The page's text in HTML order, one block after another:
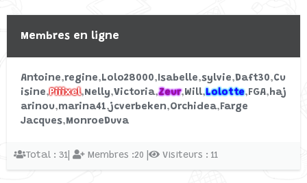
Companion et Companion XL
G Accessoire
Fond plat I-Companion
Touch XL
Commencé par Gayel49
I-companion et i-companion XL
Membres en ligne
Antoine regine Lolo28000 Isabelle sylvie Daft30 Cu
isine Piiixel Nelly Victoria Zeur Will Lolotte FGA haj
arinou marina41 jcverbeken Orchidea Farge
Jacques MonroeDuva
Total : 31| Membres :20 | Visiteurs : 11